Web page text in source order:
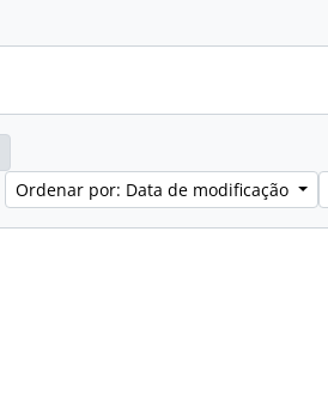
Ordenar por: Data de modificação